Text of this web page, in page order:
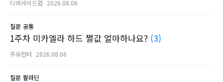
디어사이드럽 2026.08.06
질문 공통
1주차 미카엘라 하드 쩔값 얼마하나요? (3)
주유헌터 2026.08.06
질문 팔라딘